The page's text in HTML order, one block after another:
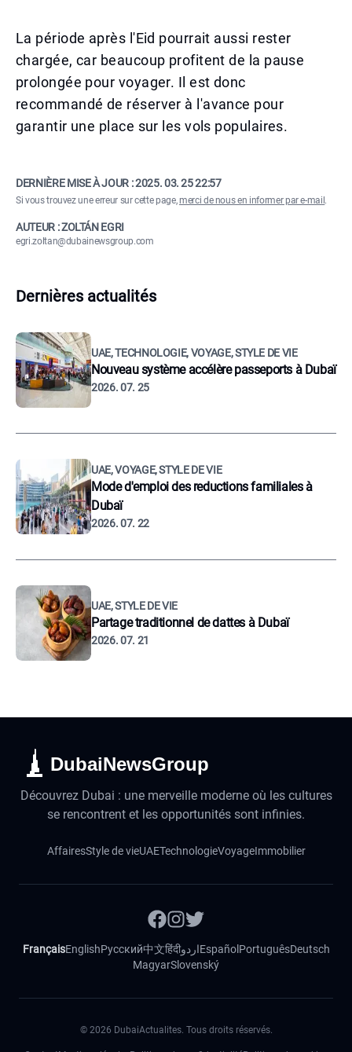
La période après l'Eid pourrait aussi rester
chargée, car beaucoup profitent de la pause
prolongée pour voyager. Il est donc
recommandé de réserver à l'avance pour
garantir une place sur les vols populaires.
DERNIÈRE MISE À JOUR :2025. 03. 25 22:57
Si vous trouvez une erreur sur cette page,merci de nous en informer par e-mail .
AUTEUR : ZOLTÁN EGRI
egri.zoltan@dubainewsgroup.com
Dernières actualités
UAE, TECHNOLOGIE, VOYAGE, STYLE DE VIE
Nouveau système accélère passeports à Dubaï
2026. 07. 25
UAE, VOYAGE, STYLE DE VIE
Mode d'emploi des reductions familiales à
Dubaï
2026. 07. 22
UAE, STYLE DE VIE
Partage traditionnel de dattes à Dubaï
2026. 07. 21
DubaiNewsGroup
Découvrez Dubai : une merveille moderne où les cultures
se rencontrent et les opportunités sont infinies.
AffairesStyle de vieUAETechnologieVoyageImmobilier
FrançaisEnglishРусский中文हिंदीاردوEspañol PortuguêsDeutsch
MagyarSlovenský
© 2026 DubaiActualites. Tous droits réservés.